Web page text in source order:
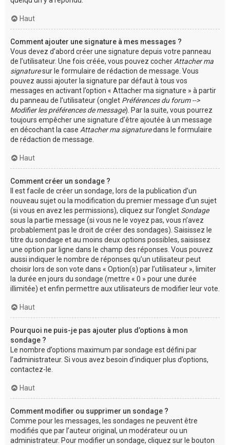
Haut
Comment ajouter une signature à mes messages ?
Vous devez d’abord créer une signature depuis votre panneau
de l’utilisateur. Une fois créée, vous pouvez cocher Attacher ma
signaturesur le formulaire de rédaction de message. Vous
pouvez aussi ajouter la signature par défaut à tous vos
messages en activant l’option « Attacher ma signature » à partir
du panneau de l’utilisateur (onglet Préférences du forum -->
Modifier les préférences de message). Par la suite, vous pourrez
toujours empêcher une signature d’être ajoutée à un message
en décochant la case Attacher ma signaturedans le formulaire
de rédaction de message.
Haut
Comment créer un sondage ?
Il est facile de créer un sondage, lors de la publication d’un
nouveau sujet ou la modification du premier message d’un sujet
(si vous en avez les permissions), cliquez sur l’onglet Sondage
sous la partie message (si vous ne le voyez pas, vous n’avez
probablement pas le droit de créer des sondages). Saisissez le
titre du sondage et au moins deux options possibles, saisissez
une option par ligne dans le champ des réponses. Vous pouvez
aussi indiquer le nombre de réponses qu’un utilisateur peut
choisir lors de son vote dans « Option(s) par l’utilisateur », limiter
la durée en jours du sondage (mettre « 0 » pour une durée
illimitée) et enfin permettre aux utilisateurs de modifier leur vote.
Haut
Pourquoi ne puis-je pas ajouter plus d’options à mon
sondage ?
Le nombre d’options maximum par sondage est défini par
l’administrateur. Si vous avez besoin d’indiquer plus d’options,
contactez-le.
Haut
Comment modifier ou supprimer un sondage ?
Comme pour les messages, les sondages ne peuvent être
modifiés que par l’auteur original, un modérateur ou un
administrateur. Pour modifier un sondage, cliquez sur le bouton